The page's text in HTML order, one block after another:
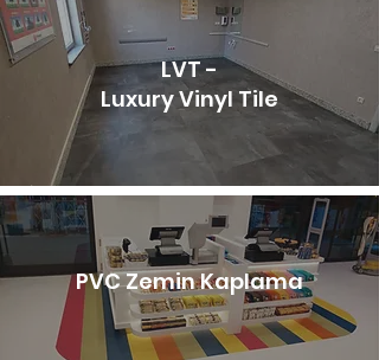
LVT -
Luxury Vinyl Tile
PVC Zemin Kaplama